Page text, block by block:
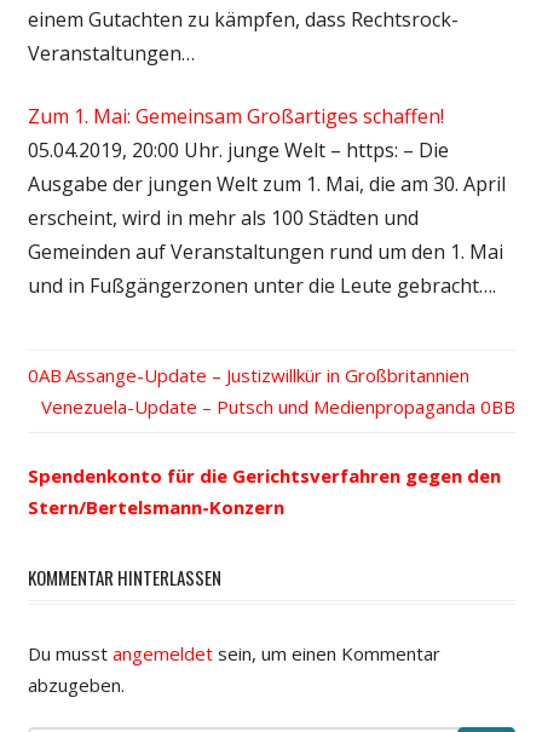
einem Gutachten zu kämpfen, dass Rechtsrock-
Veranstaltungen…
Zum 1. Mai: Gemeinsam Großartiges schaffen!
05.04.2019, 20:00 Uhr. junge Welt – https: – Die
Ausgabe der jungen Welt zum 1. Mai, die am 30. April
erscheint, wird in mehr als 100 Städten und
Gemeinden auf Veranstaltungen rund um den 1. Mai
und in Fußgängerzonen unter die Leute gebracht….
Beitrags-
Vorheriger
Beitrag:
Assange-Update – Justizwillkür in Großbritannien
Nächster
Venezuela-Update – Putsch und Medienpropaganda
Spendenkonto für die Gerichtsverfahren gegen den
Stern/Bertelsmann-Konzern
KOMMENTAR HINTERLASSEN
Du musst angemeldetsein, um einen Kommentar
abzugeben.